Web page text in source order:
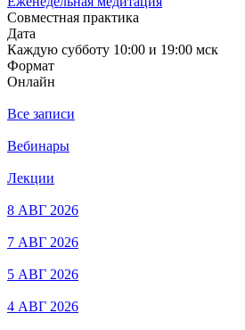
Совместная практика
Дата
Каждую субботу 10:00 и 19:00 мск
Формат
Онлайн
Все записи
Вебинары
Лекции
8 АВГ 2026
7 АВГ 2026
5 АВГ 2026
4 АВГ 2026